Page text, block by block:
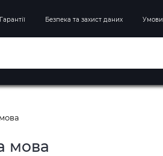
Гарантії Безпека та захист даних
мова